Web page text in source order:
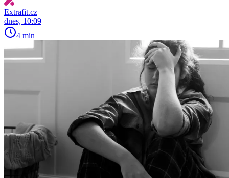
Extrafit.cz
dnes, 10:09
4 min